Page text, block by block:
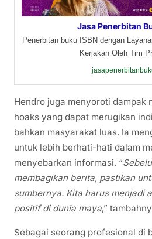
Jasa Penerbitan
Penerbitan buku ISBN dengan
Kerjakan Oleh Tim
Hendro juga menyoroti dampak
hoaks yang dapat merugikan
bahkan masyarakat luas. Ia
untuk lebih berhati-hati dalam
menyebarkan informasi. “
membagikan berita, pastikan
sumbernya. Kita harus menjadi
positif di dunia maya,”
Sebagai seorang profesional di